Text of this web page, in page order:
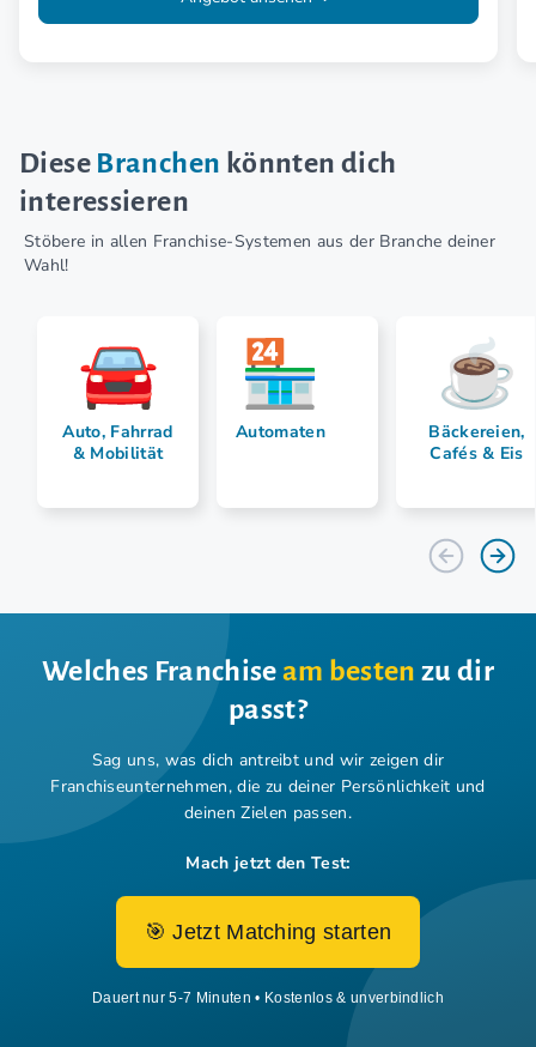
Diese Branchen könnten dich
interessieren
Stöbere in allen Franchise-Systemen aus der Branche deiner
Wahl!
Auto, Fahrrad
& Mobilität
Automaten
Bäckereien,
Cafés & Eis
Welches Franchiseam besten zu dir
passt?
Sag uns, was dich antreibt und wir zeigen dir
Franchiseunternehmen, die zu deiner Persönlichkeit und
deinen Zielen passen.
Mach jetzt den Test:
🎯 Jetzt Matching starten
Dauert nur 5-7 Minuten • Kostenlos & unverbindlich